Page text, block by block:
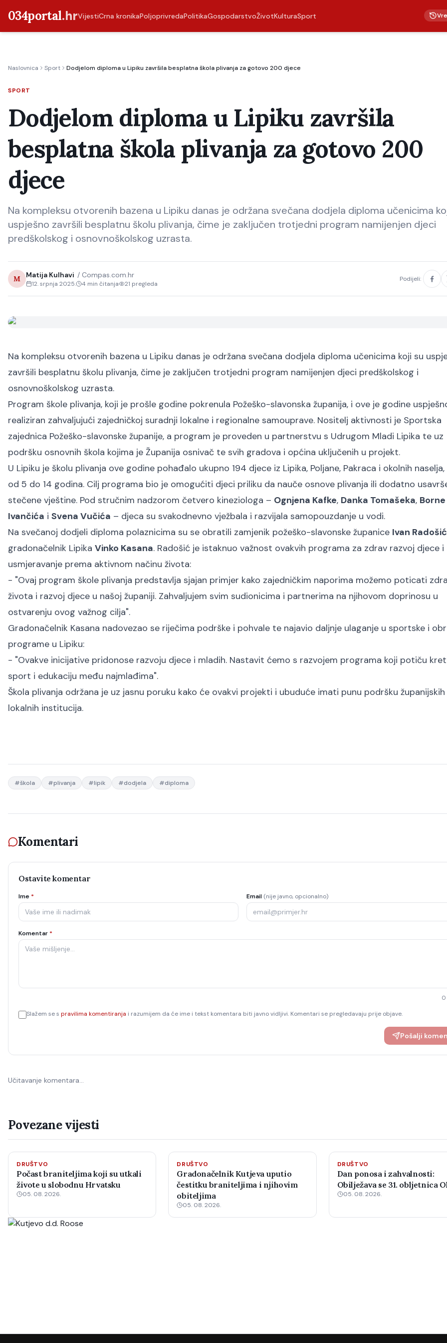
034portal.hrVijestiCrna kronikaPoljoprivredaPolitikaGospodarstvoŽivotKulturaSport
Naslovnica Sport Dodjelom diploma u Lipiku završila besplatna škola plivanja za gotovo 200 djece
SPORT
Dodjelom diploma u Lipiku završila
besplatna škola plivanja za gotovo 200
djece
Na kompleksu otvorenih bazena u Lipiku danas je održana svečana dodjela diploma učenicima
uspješno završili besplatnu školu plivanja, čime je zaključen trotjedni program namijenjen djeci
predškolskog i osnovnoškolskog uzrasta.
M Matija Kulhavi / Compas.com.hr
12. srpnja 2025. 4 min čitanja 21 pregleda
Podijeli:
Na kompleksu otvorenih bazena u Lipiku danas je održana svečana dodjela diploma učenicima koji su
završili besplatnu školu plivanja, čime je zaključen trotjedni program namijenjen djeci predškolskog i
osnovnoškolskog uzrasta.
Program škole plivanja, koji je prošle godine pokrenula Požeško-slavonska županija, i ove je godine
realiziran zahvaljujući zajedničkoj suradnji lokalne i regionalne samouprave. Nositelj aktivnosti je Sportska
zajednica Požeško-slavonske županije, a program je proveden u partnerstvu s Udrugom Mladi Lipika te uz
podršku osnovnih škola kojima je Županija osnivač te svih gradova i općina uključenih u projekt.
U Lipiku je školu plivanja ove godine pohađalo ukupno 194 djece iz Lipika, Poljane, Pakraca i okolnih
od 5 do 14 godina. Cilj programa bio je omogućiti djeci priliku da nauče osnove plivanja ili dodatno
stečene vještine. Pod stručnim nadzorom četvero kineziologa – Ognjena Kafke, Danka Tomašeka, Borne
Ivančića i Svena Vučića – djeca su svakodnevno vježbala i razvijala samopouzdanje u vodi.
Na svečanoj dodjeli diploma polaznicima su se obratili zamjenik požeško-slavonske županice Ivan Radošić
gradonačelnik Lipika Vinko Kasana. Radošić je istaknuo važnost ovakvih programa za zdrav razvoj djece i
usmjeravanje prema aktivnom načinu života:
- "Ovaj program škole plivanja predstavlja sjajan primjer kako zajedničkim naporima možemo poticati
života i razvoj djece u našoj županiji. Zahvaljujem svim sudionicima i partnerima na njihovom doprinosu u
ostvarenju ovog važnog cilja".
Gradonačelnik Kasana nadovezao se riječima podrške i pohvale te najavio daljnje ulaganje u sportske i
programe u Lipiku:
- "Ovakve inicijative pridonose razvoju djece i mladih. Nastavit ćemo s razvojem programa koji potiču
sport i edukaciju među najmlađima".
Škola plivanja održana je uz jasnu poruku kako će ovakvi projekti i ubuduće imati punu podršku županijskih
lokalnih institucija.
#škola #plivanja #lipik #dodjela #diploma
Komentari
Ostavite komentar
Ime * Email (nije javno, opcionalno)
Komentar *
0
Slažem se s pravilima komentiranja i razumijem da će ime i tekst komentara biti javno vidljivi. Komentari se pregledavaju prije objave.
Pošalji
Učitavanje komentara…
Povezane vijesti
DRUŠTVO
Počast braniteljima koji su utkali
živote u slobodnu Hrvatsku
05. 08. 2026.
DRUŠTVO
Gradonačelnik Kutjeva uputio
čestitku braniteljima i njihovim
obiteljima
05. 08. 2026.
DRUŠTVO
Dan ponosa i zahvalnosti:
Obilježava se 31. obljetnica
05. 08. 2026.